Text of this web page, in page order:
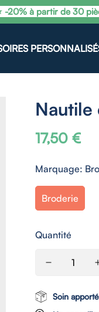
-20% à partir de 30
Nautile
Prix
habituel
17,50 €
Marquage:
Broderie
Quantité
Soin apporté